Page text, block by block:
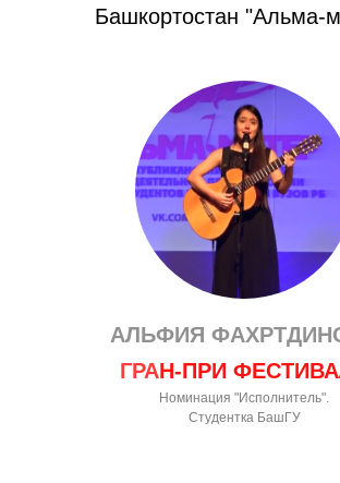
Башкортостан "Альма-
АЛЬФИЯ
ГРАН-ПРИ
Номинация "Исполнитель".
Студентка БашГУ